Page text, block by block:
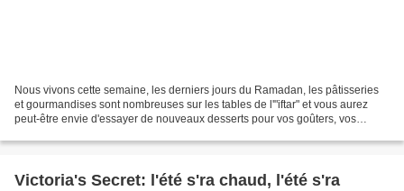
Nous vivons cette semaine, les derniers jours du Ramadan, les pâtisseries
et gourmandises sont nombreuses sur les tables de l'"iftar" et vous aurez
peut-être envie d'essayer de nouveaux desserts pour vos goûters, vos
Victoria's Secret: l'été s'ra chaud, l'été s'ra